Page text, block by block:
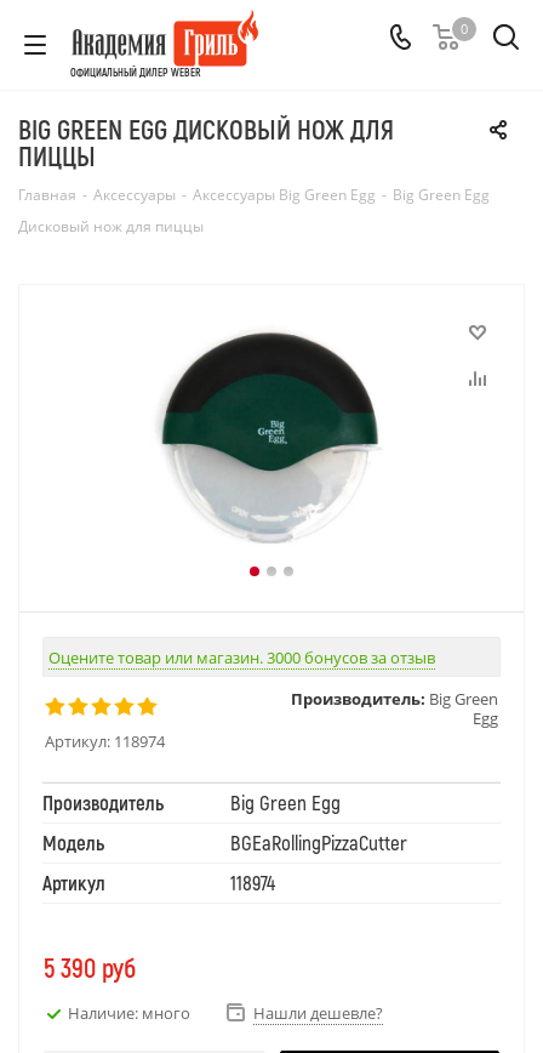
ОФИЦИАЛЬНЫЙ ДИЛЕР WEBER
0
BIG GREEN EGG ДИСКОВЫЙ НОЖ ДЛЯ
ПИЦЦЫ
Главная - Аксессуары - Аксессуары Big Green Egg - Big Green Egg
Дисковый нож для пиццы
Оцените товар или магазин. 3000 бонусов за отзыв
Артикул: 118974
Производитель: Big Green
Egg
Производитель
Big Green Egg
Модель
BGEaRollingPizzaCutter
Артикул
118974
5 390 руб
Наличие: много Нашли дешевле?